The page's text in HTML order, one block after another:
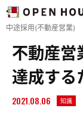
中途採用(不動産営業)
不動産営
達成する
2021.08.06 知識